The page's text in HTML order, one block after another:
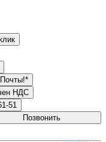
НДС
738-61-51
Позвонить